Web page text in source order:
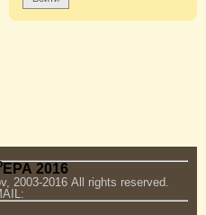
ЕРА 2016
2003-2016 All rights reserved.